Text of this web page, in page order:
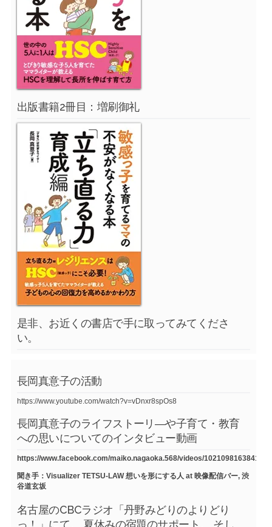
出版書籍2冊目：増刷御礼
是非、お近くの書店で手に取ってみてくださ
い。
長岡真意子の活動
https://www.youtube.com/watch?v=vDnxr8spOs8
長岡真意子のライフストーリ―や子育て・教育
への思いについてのインタビュー動画
https://www.facebook.com/maiko.nagaoka.568/videos/
聞き手：Visualizer TETSU-LAW 想いを形にする人 at 映像配信バー, 渋
谷道玄坂
名古屋のCBCラジオ「丹野みどりのよりどり